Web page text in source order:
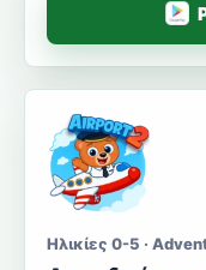
Ηλικίες 0-5 ·